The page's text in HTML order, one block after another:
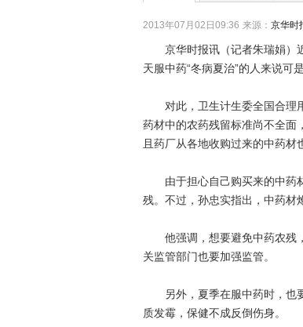
2013年07月02日09:36 来源： 京华时
京华时报讯（记者朱瑞娟）近
天服中药“冬病夏治”的人来说可
对此，卫生计生委全国合理用
药材中的农药残留标准尚不全面
且药厂从各地收购过来的中药材
由于担心自己购买来的中药材
残。不过，孙忠实指出，中药材
他强调，想要避免中药农残，
关监管部门也要加强监管。
另外，夏季在服中药时，也要
质发霉，保健不成反倒伤身。